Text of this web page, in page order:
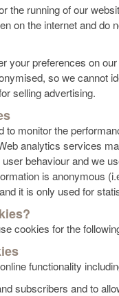
the running of our
on the internet and do
your preferences on
so we cannot
selling advertising.
monitor the
analytics services
behaviour and we
is anonymous
it is only used for
cookies for the
functionality
subscribers and to